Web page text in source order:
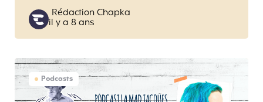
Posted
by
Rédaction Chapka
il y a 8 ans
Podcasts